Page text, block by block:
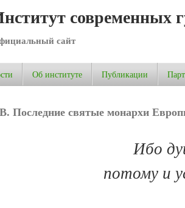
современных
сайт
Об институте Публикации
Последние святые монархи
Ибо
потому и